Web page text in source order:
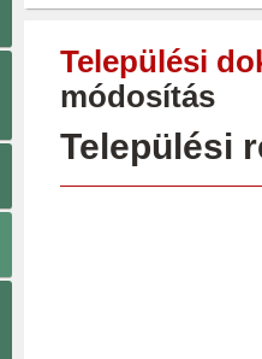
Települési
módosítás
Települési